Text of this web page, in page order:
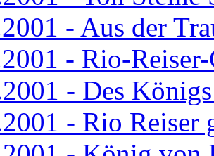
- Aus der
- Rio-
- Des
- Rio Reiser